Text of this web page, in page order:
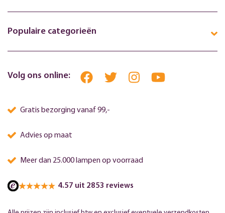
Populaire categorieën
Volg ons online:
Gratis bezorging vanaf 99,-
Advies op maat
Meer dan 25.000 lampen op voorraad
4.57 uit 2853 reviews